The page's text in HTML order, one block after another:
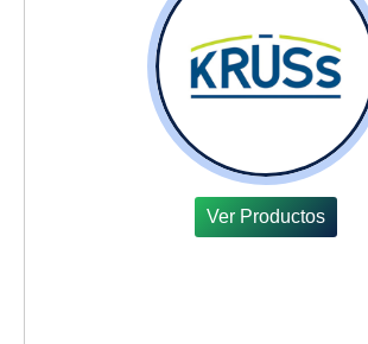
Ver Productos